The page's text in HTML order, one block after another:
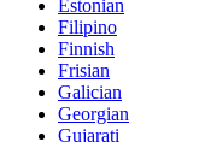
Estonian
Filipino
Finnish
Frisian
Galician
Georgian
Gujarati